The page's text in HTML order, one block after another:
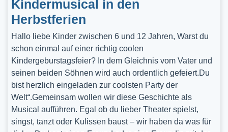
Kindermusical in den
Herbstferien
Hallo liebe Kinder zwischen 6 und 12 Jahren, Warst du
schon einmal auf einer richtig coolen
Kindergeburstagsfeier? In dem Gleichnis vom Vater und
seinen beiden Söhnen wird auch ordentlich gefeiert.Du
bist herzlich eingeladen zur coolsten Party der
Welt“.Gemeinsam wollen wir diese Geschichte als
Musical aufführen. Egal ob du lieber Theater spielst,
singst, tanzt oder Kulissen baust – wir haben da was für